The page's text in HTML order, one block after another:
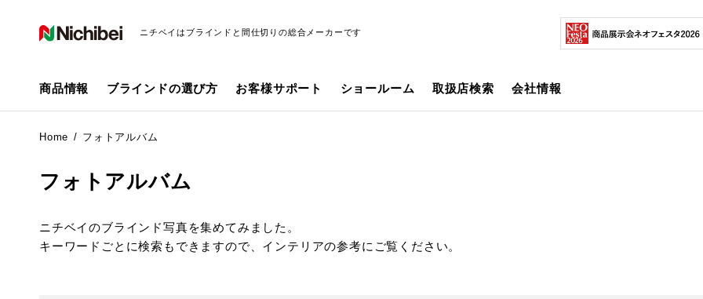
ニチベイはブラインドと間仕切りの総合メーカーです
商品情報 ブラインドの選び方 お客様サポート ショールーム 取扱店検索 会社情報
Home フォトアルバム
フォトアルバム
ニチベイのブラインド写真を集めてみました。
キーワードごとに検索もできますので、インテリアの参考にご覧ください。